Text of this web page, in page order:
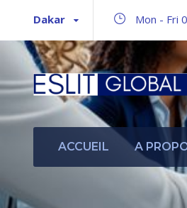
Dakar Mon - Fri
ACCUEIL A